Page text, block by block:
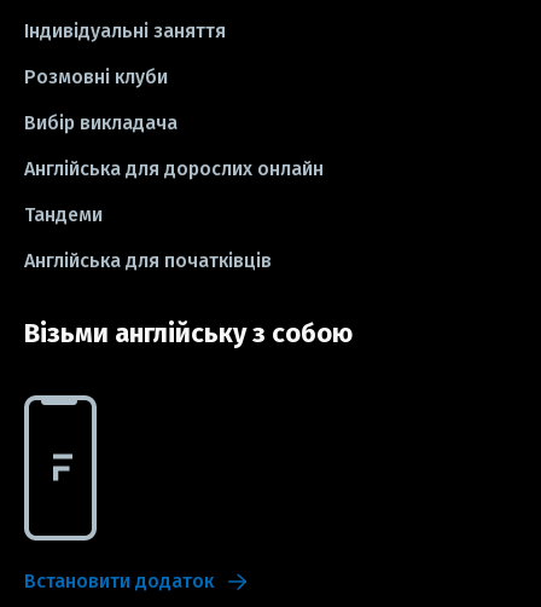
#школа #ігри
#СV #резюме
#idioms
Індивідуальні заняття
Розмовні клуби
Вибір викладача
Англійська для дорослих онлайн
Тандеми
Англійська для початківців
Візьми англійську з собою
Встановити додаток